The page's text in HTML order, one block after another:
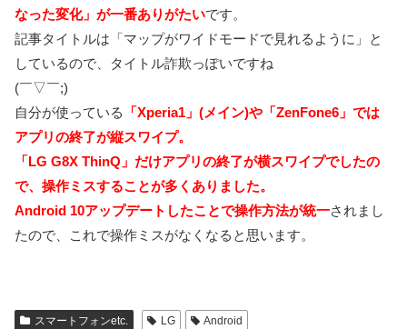
なった変化」が一番ありがたいです。
記事タイトルは「マップがワイドモードで見れるように」と
しているので、タイトル詐欺っぽいですね
(￣▽￣;)
自分が使っている
「Xperia1」(メイン)や「ZenFone6」では
アプリの終了が縦スワイプ。
「LG G8X ThinQ」だけアプリの終了が横スワイプでしたの
で、操作ミスすることが多くありました。
Android 10アップデートしたことで操作方法が統一されまし
たので、これで操作ミスがなくなると思います。
スマートフォンetc. LG Android